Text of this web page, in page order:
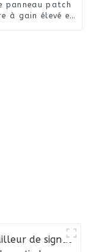
panneau patch
à gain élevé et